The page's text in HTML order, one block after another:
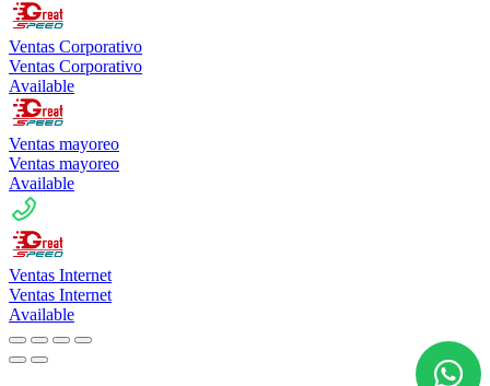
Ventas Corporativo
Ventas Corporativo
Available
Ventas mayoreo
Ventas mayoreo
Available
Ventas Internet
Ventas Internet
Available